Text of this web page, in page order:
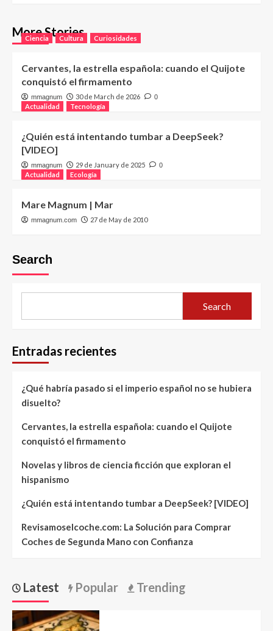
More Stories
Ciencia Cultura Curiosidades
Cervantes, la estrella española: cuando el Quijote
conquistó el firmamento
mmagnum 30 de March de 2026 0
Actualidad Tecnología
¿Quién está intentando tumbar a DeepSeek?
[VIDEO]
mmagnum 29 de January de 2025 0
Actualidad Ecología
Mare Magnum | Mar
mmagnum.com 27 de May de 2010
Search
Search
Entradas recientes
¿Qué habría pasado si el imperio español no se hubiera
disuelto?
Cervantes, la estrella española: cuando el Quijote
conquistó el firmamento
Novelas y libros de ciencia ficción que exploran el
hispanismo
¿Quién está intentando tumbar a DeepSeek? [VIDEO]
Revisamoselcoche.com: La Solución para Comprar
Coches de Segunda Mano con Confianza
Latest Popular Trending